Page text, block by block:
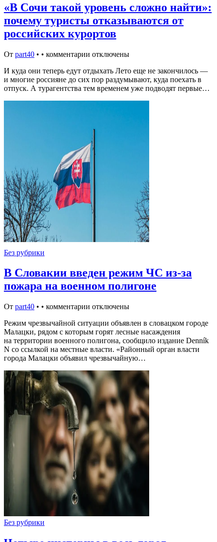
«В Сочи такой уровень сложно найти»:
почему туристы отказываются от
российских курортов
От part40 • • комментарии отключены
И куда они теперь едут отдыхать Лето еще не закончилось —
и многие россияне до сих пор раздумывают, куда поехать в
отпуск. А турагентства тем временем уже подводят первые…
Без рубрики
В Словакии введен режим ЧС из-за
пожара на военном полигоне
От part40 • • комментарии отключены
Режим чрезвычайной ситуации объявлен в словацком городе
Малацки, рядом с которым горят лесные насаждения
на территории военного полигона, сообщило издание Denník
N со ссылкой на местные власти. «Районный орган власти
города Малацки объявил чрезвычайную…
Без рубрики